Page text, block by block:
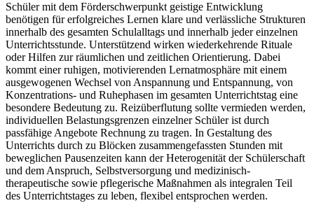
Schüler mit dem Förderschwerpunkt geistige Entwicklung
benötigen für erfolgreiches Lernen klare und verlässliche Strukturen
innerhalb des gesamten Schulalltags und innerhalb jeder einzelnen
Unterrichtsstunde. Unterstützend wirken wiederkehrende Rituale
oder Hilfen zur räumlichen und zeitlichen Orientierung. Dabei
kommt einer ruhigen, motivierenden Lernatmosphäre mit einem
ausgewogenen Wechsel von Anspannung und Entspannung, von
Konzentrations- und Ruhephasen im gesamten Unterrichtstag eine
besondere Bedeutung zu. Reizüberflutung sollte vermieden werden,
individuellen Belastungsgrenzen einzelner Schüler ist durch
passfähige Angebote Rechnung zu tragen. In Gestaltung des
Unterrichts durch zu Blöcken zusammengefassten Stunden mit
beweglichen Pausenzeiten kann der Heterogenität der Schülerschaft
und dem Anspruch, Selbstversorgung und medizinisch-
therapeutische sowie pflegerische Maßnahmen als integralen Teil
des Unterrichtstages zu leben, flexibel entsprochen werden.